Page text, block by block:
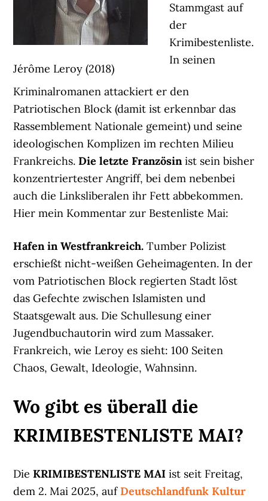
Jérôme Leroy (2018)
Stammgast auf
der
Krimibestenliste.
In seinen
Kriminalromanen attackiert er den
Patriotischen Block (damit ist erkennbar das
Rassemblement Nationale gemeint) und seine
ideologischen Komplizen im rechten Milieu
Frankreichs.Die letzte Französinist sein bisher
konzentriertester Angriff, bei dem nebenbei
auch die Linksliberalen ihr Fett abbekommen.
Hier mein Kommentar zur Bestenliste Mai:
Hafen in Westfrankreich.Tumber Polizist
erschießt nicht-weißen Geheimagenten. In der
vom Patriotischen Block regierten Stadt löst
das Gefechte zwischen Islamisten und
Staatsgewalt aus. Die Schullesung einer
Jugendbuchautorin wird zum Massaker.
Frankreich, wie Leroy es sieht: 100 Seiten
Chaos, Gewalt, Ideologie, Wahnsinn.
Wo gibt es überall die
KRIMIBESTENLISTE MAI?
DieKRIMIBESTENLISTE MAI ist seit Freitag,
dem 2. Mai 2025, auf Deutschlandfunk Kultur